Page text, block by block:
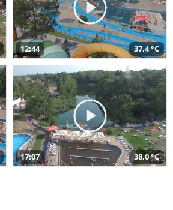
12:44 37,4 °C
17:07 38,0 °C